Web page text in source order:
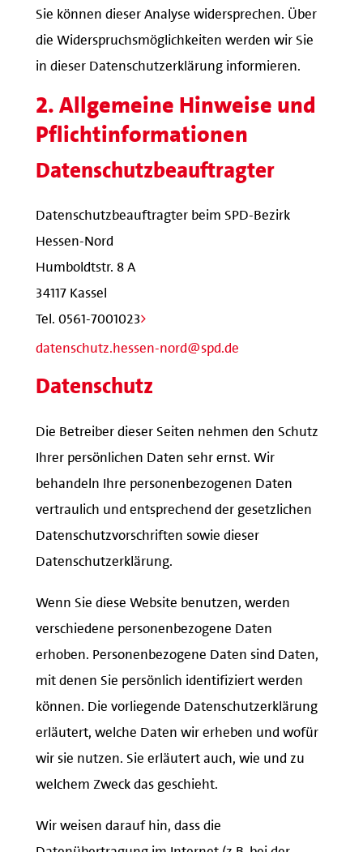
Sie können dieser Analyse widersprechen. Über
die Widerspruchsmöglichkeiten werden wir Sie
in dieser Datenschutzerklärung informieren.
2. Allgemeine Hinweise und
Pflichtinformationen
Datenschutzbeauftragter
Datenschutzbeauftragter beim SPD-Bezirk
Hessen-Nord
Humboldtstr. 8 A
34117 Kassel
Tel. 0561-7001023
datenschutz.hessen-nord@spd.de
Datenschutz
Die Betreiber dieser Seiten nehmen den Schutz
Ihrer persönlichen Daten sehr ernst. Wir
behandeln Ihre personenbezogenen Daten
vertraulich und entsprechend der gesetzlichen
Datenschutzvorschriften sowie dieser
Datenschutzerklärung.
Wenn Sie diese Website benutzen, werden
verschiedene personenbezogene Daten
erhoben. Personenbezogene Daten sind Daten,
mit denen Sie persönlich identifiziert werden
können. Die vorliegende Datenschutzerklärung
erläutert, welche Daten wir erheben und wofür
wir sie nutzen. Sie erläutert auch, wie und zu
welchem Zweck das geschieht.
Wir weisen darauf hin, dass die
Datenübertragung im Internet (z.B. bei der